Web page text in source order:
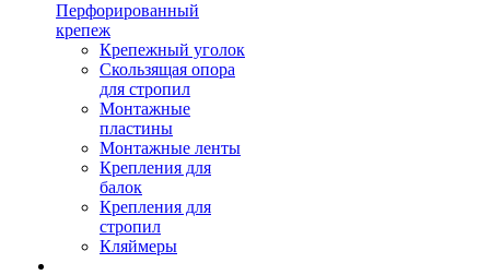
Перфорированный
крепеж
Крепежный уголок
Скользящая опора
для стропил
Монтажные
пластины
Монтажные ленты
Крепления для
балок
Крепления для
стропил
Кляймеры